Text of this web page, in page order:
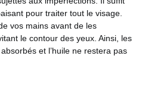
pour traiter tout le visage.
vos mains avant de les
le contour des yeux. Ainsi, les
et l’huile ne restera pas